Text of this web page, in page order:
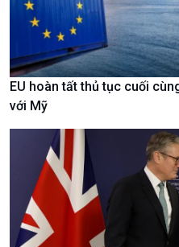
EU hoàn tất thủ tục cuối
với Mỹ